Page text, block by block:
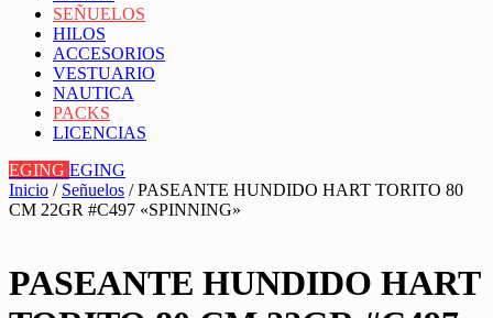
SEÑUELOS
HILOS
ACCESORIOS
VESTUARIO
NAUTICA
PACKS
LICENCIAS
EGING EGING
Inicio / Señuelos / PASEANTE HUNDIDO HART TORITO 80
CM 22GR #C497 «SPINNING»
PASEANTE HUNDIDO HART